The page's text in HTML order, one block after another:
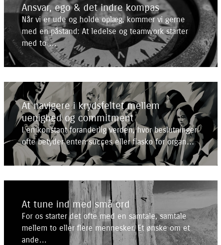
Ansvar, ego & det indre kompas
Når vi er ude og holde oplæg, kommer vi gerne
med en påstand: At ledelse og teamwork starter
med to …
At navigere i krydsfeltet mellem
uenighed og commitment
I en konstant foranderlig verden, hvor beslutninger
ofte betyder enten succes eller fiasko for organ…
At tune ind med små ord
For os starter det ofte med en samtale, samtale
mellem to eller flere mennesker. Et ønske om et
ande…